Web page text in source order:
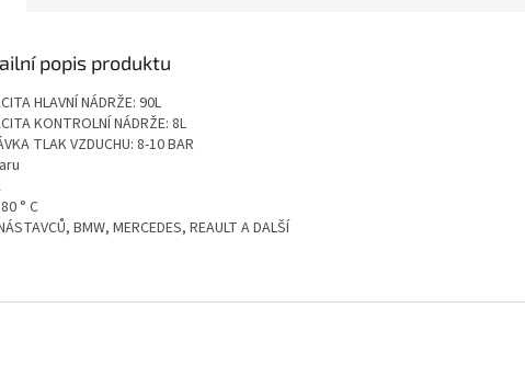
popis produktu
HLAVNÍ NÁDRŽE: 90L
KONTROLNÍ NÁDRŽE: 8L
TLAK VZDUCHU: 8-10 BAR
° C
BMW, MERCEDES, REAULT A DALŠÍ